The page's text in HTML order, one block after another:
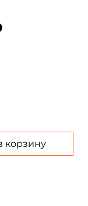
корзину